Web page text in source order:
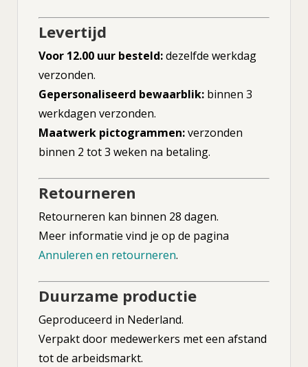
Levertijd
Voor 12.00 uur besteld:dezelfde werkdag
verzonden.
Gepersonaliseerd bewaarblik: binnen 3
werkdagen verzonden.
Maatwerk pictogrammen:verzonden
binnen 2 tot 3 weken na betaling.
Retourneren
Retourneren kan binnen 28 dagen.
Meer informatie vind je op de pagina
Annuleren en retourneren.
Duurzame productie
Geproduceerd in Nederland.
Verpakt door medewerkers met een afstand
tot de arbeidsmarkt.